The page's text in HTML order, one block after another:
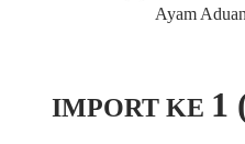
Ayam
IMPORT KE 1